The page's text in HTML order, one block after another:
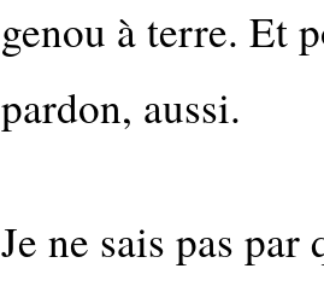
genou à terre. Et
pardon, aussi.
Je ne sais pas